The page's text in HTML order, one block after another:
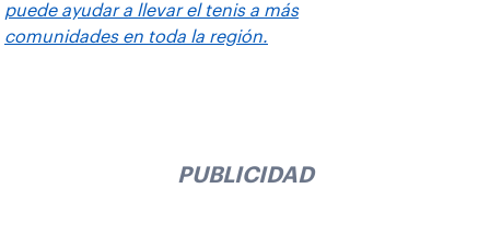
puede ayudar a llevar el tenis a más
comunidades en toda la región.
PUBLICIDAD